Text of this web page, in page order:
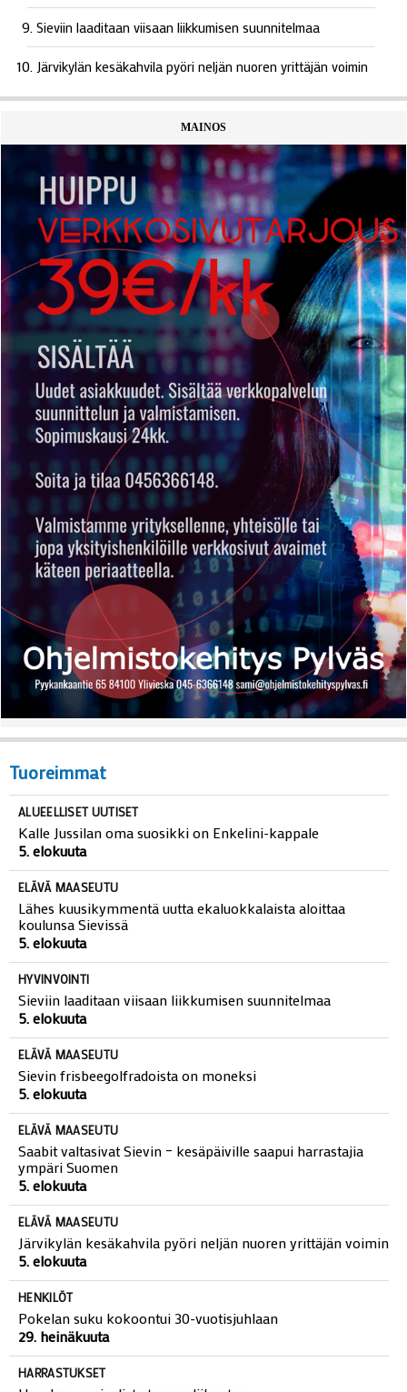
Sieviin laaditaan viisaan liikkumisen suunnitelmaa
Järvikylän kesäkahvila pyöri neljän nuoren yrittäjän voimin
MAINOS
Tuoreimmat
ALUEELLISET UUTISET
Kalle Jussilan oma suosikki on Enkelini-kappale
5. elokuuta
ELÄVÄ MAASEUTU
Lähes kuusikymmentä uutta ekaluokkalaista aloittaa
koulunsa Sievissä
5. elokuuta
HYVINVOINTI
Sieviin laaditaan viisaan liikkumisen suunnitelmaa
5. elokuuta
ELÄVÄ MAASEUTU
Sievin frisbeegolfradoista on moneksi
5. elokuuta
ELÄVÄ MAASEUTU
Saabit valtasivat Sievin – kesäpäiville saapui harrastajia
ympäri Suomen
5. elokuuta
ELÄVÄ MAASEUTU
Järvikylän kesäkahvila pyöri neljän nuoren yrittäjän voimin
5. elokuuta
HENKILÖT
Pokelan suku kokoontui 30-vuotisjuhlaan
29. heinäkuuta
HARRASTUKSET